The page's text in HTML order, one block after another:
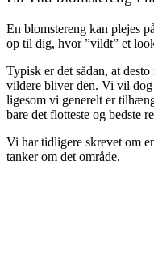
En blomstereng kan plejes
op til dig, hvor ”vildt” et
Typisk er det sådan, at
vildere bliver den. Vi vil dog
ligesom vi generelt er
bare det flotteste og bedste
Vi har tidligere skrevet om
tanker om det område.